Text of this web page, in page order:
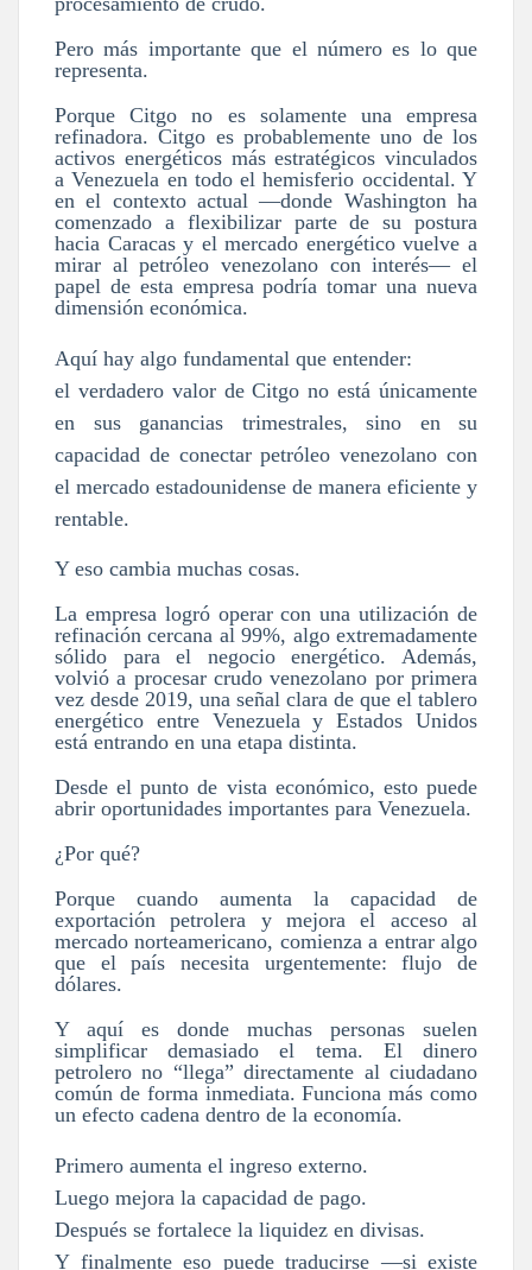
Pero más importante que el número es lo que
representa.
Porque Citgo no es solamente una empresa
refinadora. Citgo es probablemente uno de los
activos energéticos más estratégicos vinculados
a Venezuela en todo el hemisferio occidental. Y
en el contexto actual —donde Washington ha
comenzado a flexibilizar parte de su postura
hacia Caracas y el mercado energético vuelve a
mirar al petróleo venezolano con interés— el
papel de esta empresa podría tomar una nueva
dimensión económica.
Aquí hay algo fundamental que entender:
el verdadero valor de Citgo no está únicamente
en sus ganancias trimestrales, sino en su
capacidad de conectar petróleo venezolano con
el mercado estadounidense de manera eficiente y
rentable.
Y eso cambia muchas cosas.
La empresa logró operar con una utilización de
refinación cercana al 99%, algo extremadamente
sólido para el negocio energético. Además,
volvió a procesar crudo venezolano por primera
vez desde 2019, una señal clara de que el tablero
energético entre Venezuela y Estados Unidos
está entrando en una etapa distinta.
Desde el punto de vista económico, esto puede
abrir oportunidades importantes para Venezuela.
¿Por qué?
Porque cuando aumenta la capacidad de
exportación petrolera y mejora el acceso al
mercado norteamericano, comienza a entrar algo
que el país necesita urgentemente: flujo de
dólares.
Y aquí es donde muchas personas suelen
simplificar demasiado el tema. El dinero
petrolero no “llega” directamente al ciudadano
común de forma inmediata. Funciona más como
un efecto cadena dentro de la economía.
Primero aumenta el ingreso externo.
Luego mejora la capacidad de pago.
Después se fortalece la liquidez en divisas.
Y finalmente eso puede traducirse —si existe